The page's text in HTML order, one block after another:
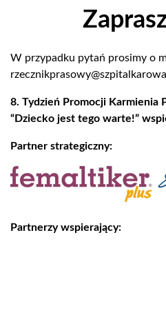
W przypadku pytań prosimy o
8. Tydzień Promocji Karmienia
“Dziecko jest tego warte!”
Partner strategiczny:
Partnerzy wspierający: